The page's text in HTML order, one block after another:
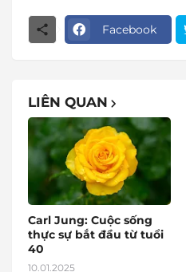
Facebook
LIÊN QUAN
Carl Jung: Cuộc sống
thực sự bắt đầu từ tuổi
40
10.01.2025